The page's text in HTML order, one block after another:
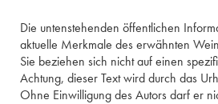
Die untenstehenden öffentlichen
aktuelle Merkmale des erwähnten
Sie beziehen sich nicht auf einen
Achtung, dieser Text wird durch das
Ohne Einwilligung des Autors darf er